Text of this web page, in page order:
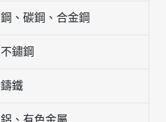
鋼、碳鋼、合金鋼
不鏽鋼
鑄鐵
鋁、有色金屬